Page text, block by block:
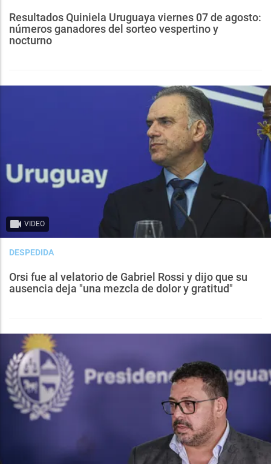
Resultados Quiniela Uruguaya viernes 07 de agosto:
números ganadores del sorteo vespertino y
nocturno
VIDEO
DESPEDIDA
Orsi fue al velatorio de Gabriel Rossi y dijo que su
ausencia deja "una mezcla de dolor y gratitud"